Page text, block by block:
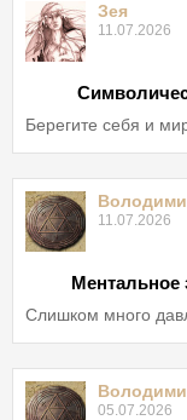
Зея
11.07.2026
Берегите себя и
11.07.2026
Ментальное
Слишком много
05.07.2026